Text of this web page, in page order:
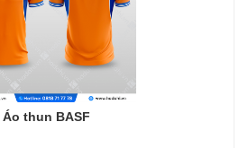
Áo thun BASF